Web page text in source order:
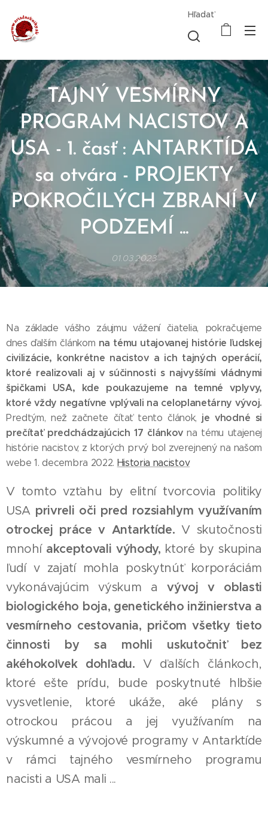
Hľadať
TAJNÝ VESMÍRNY
PROGRAM NACISTOV A
USA - 1. časť : ANTARKTÍDA
sa otvára - PROJEKTY
POKROČILÝCH ZBRANÍ V
PODZEMÍ ...
01.03.2023
Na základe vášho záujmu vážení čiatelia, pokračujeme
dnes ďalším článkom na tému utajovanej histórie ľudskej
civilizácie, konkrétne nacistov a ich tajných operácií,
ktoré realizovali aj v súčinnosti s najvyššími vládnymi
špičkami USA, kde poukazujeme na temné vplyvy,
ktoré vždy negatívne vplývali na celoplanetárny vývoj.
Predtým, než začnete čítať tento článok, je vhodné si
prečítať predchádzajúcich 17 článkovna tému utajenej
histórie nacistov, z ktorých prvý bol zverejnený na našom
webe 1. decembra 2022. Historia nacistov
V tomto vzťahu by elitní tvorcovia politiky
USA privreli oči pred rozsiahlym využívaním
otrockej práce v Antarktíde. V skutočnosti
mnohí akceptovali výhody, ktoré by skupina
ľudí v zajatí mohla poskytnúť korporáciám
vykonávajúcim výskum avývoj v oblasti
biologického boja, genetického inžinierstva a
vesmírneho cestovania, pričom všetky tieto
činnosti by sa mohli uskutočniť bez
akéhokoľvek dohľadu. V ďalších článkoch,
ktoré ešte prídu, bude poskytnuté hlbšie
vysvetlenie, ktoré ukáže, aké plány s
otrockou prácou a jej využívaním na
výskumné a vývojové programy v Antarktíde
v rámci tajného vesmírneho programu
nacisti a USA mali ...